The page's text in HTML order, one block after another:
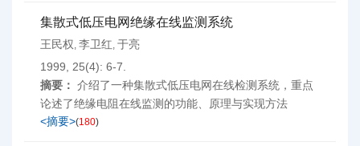
集散式低压电网绝缘在线监测系统
王民权, 李卫红, 于亮
1999, 25(4): 6-7.
摘要： 介绍了一种集散式低压电网在线检测系统，重点
论述了绝缘电阻在线监测的功能、原理与实现方法
<摘要>(180)